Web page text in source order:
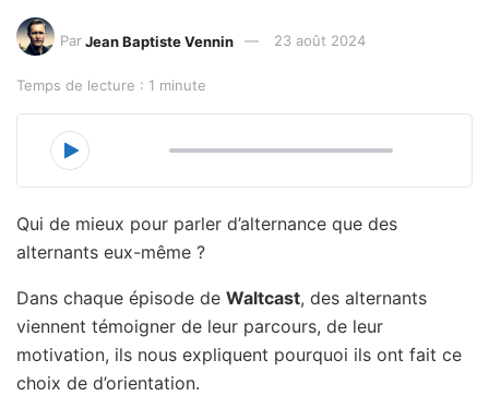
Par Jean Baptiste Vennin 23 août 2024
Temps de lecture : 1 minute
Qui de mieux pour parler d’alternance que des
alternants eux-même ?
Dans chaque épisode de Waltcast, des alternants
viennent témoigner de leur parcours, de leur
motivation, ils nous expliquent pourquoi ils ont fait ce
choix de d’orientation.